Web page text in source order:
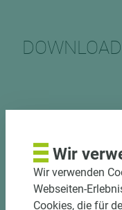
Wir
Wir verwenden
Webseiten-
Cookies, die für